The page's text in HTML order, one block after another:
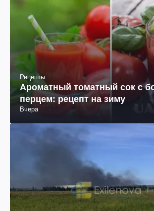
Рецепты
Ароматный томатный сок с
перцем: рецепт на зиму
Вчера